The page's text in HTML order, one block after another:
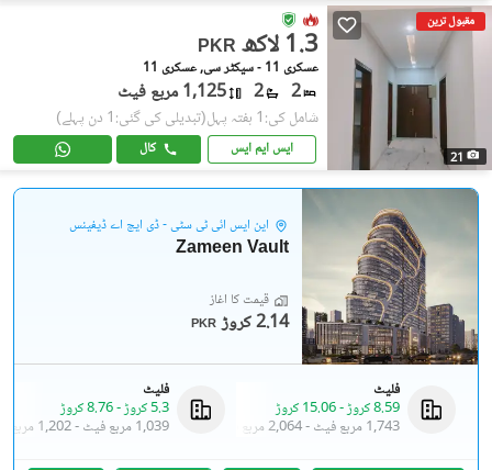
مقبول ترین
21
PKR 1.3 لاکھ
عسکری 11 - سیکٹر سی, عسکری 11
2
2 1,125 مربع فیٹ
شامل کی:1 ہفتہ پہل (تبدیلی کی گئی:1 دن پہلے)
ایس ایم ایس کال
این ایس آئی ٹی سٹی - ڈی ایچ اے ڈیفینس
Zameen Vault
قیمت کا آغاز
PKR 2.14 کروڑ
فلیٹ
8.59 کروڑ
-15.06 کروڑ
1,743 مربع فیٹ
-2,064 مربع فیٹ
فلیٹ
5.3 کروڑ
-8.76 کروڑ
1,039 مربع فیٹ
-1,202 مربع فیٹ